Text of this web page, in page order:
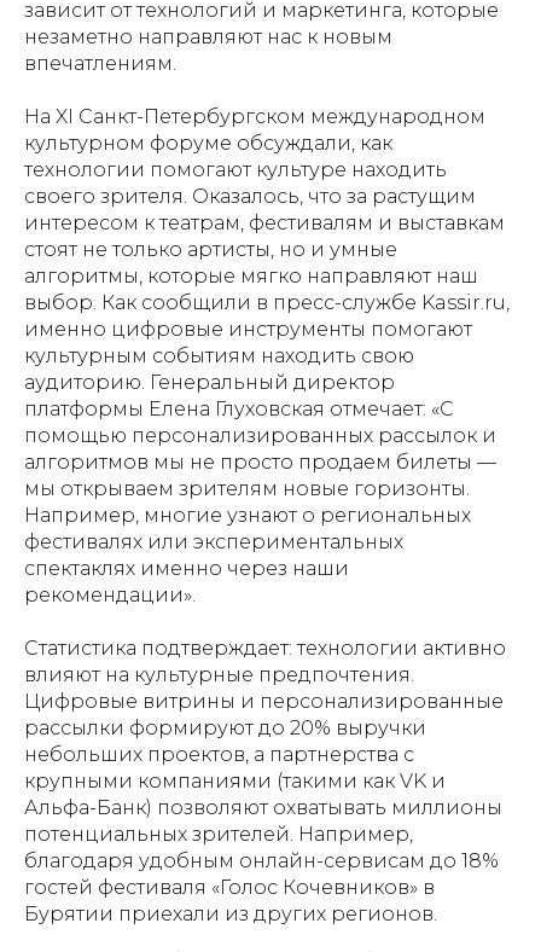
зависит от технологий и маркетинга, которые
незаметно направляют нас к новым
впечатлениям.
На XI Санкт-Петербургском международном
культурном форуме обсуждали, как
технологии помогают культуре находить
своего зрителя. Оказалось, что за растущим
интересом к театрам, фестивалям и выставкам
стоят не только артисты, но и умные
алгоритмы, которые мягко направляют наш
выбор. Как сообщили в пресс-службе Kassir.ru,
именно цифровые инструменты помогают
культурным событиям находить свою
аудиторию. Генеральный директор
платформы Елена Глуховская отмечает: «С
помощью персонализированных рассылок и
алгоритмов мы не просто продаем билеты —
мы открываем зрителям новые горизонты.
Например, многие узнают о региональных
фестивалях или экспериментальных
спектаклях именно через наши
рекомендации».
Статистика подтверждает: технологии активно
влияют на культурные предпочтения.
Цифровые витрины и персонализированные
рассылки формируют до 20% выручки
небольших проектов, а партнерства с
крупными компаниями (такими как VK и
Альфа-Банк) позволяют охватывать миллионы
потенциальных зрителей. Например,
благодаря удобным онлайн-сервисам до 18%
гостей фестиваля «Голос Кочевников» в
Бурятии приехали из других регионов.